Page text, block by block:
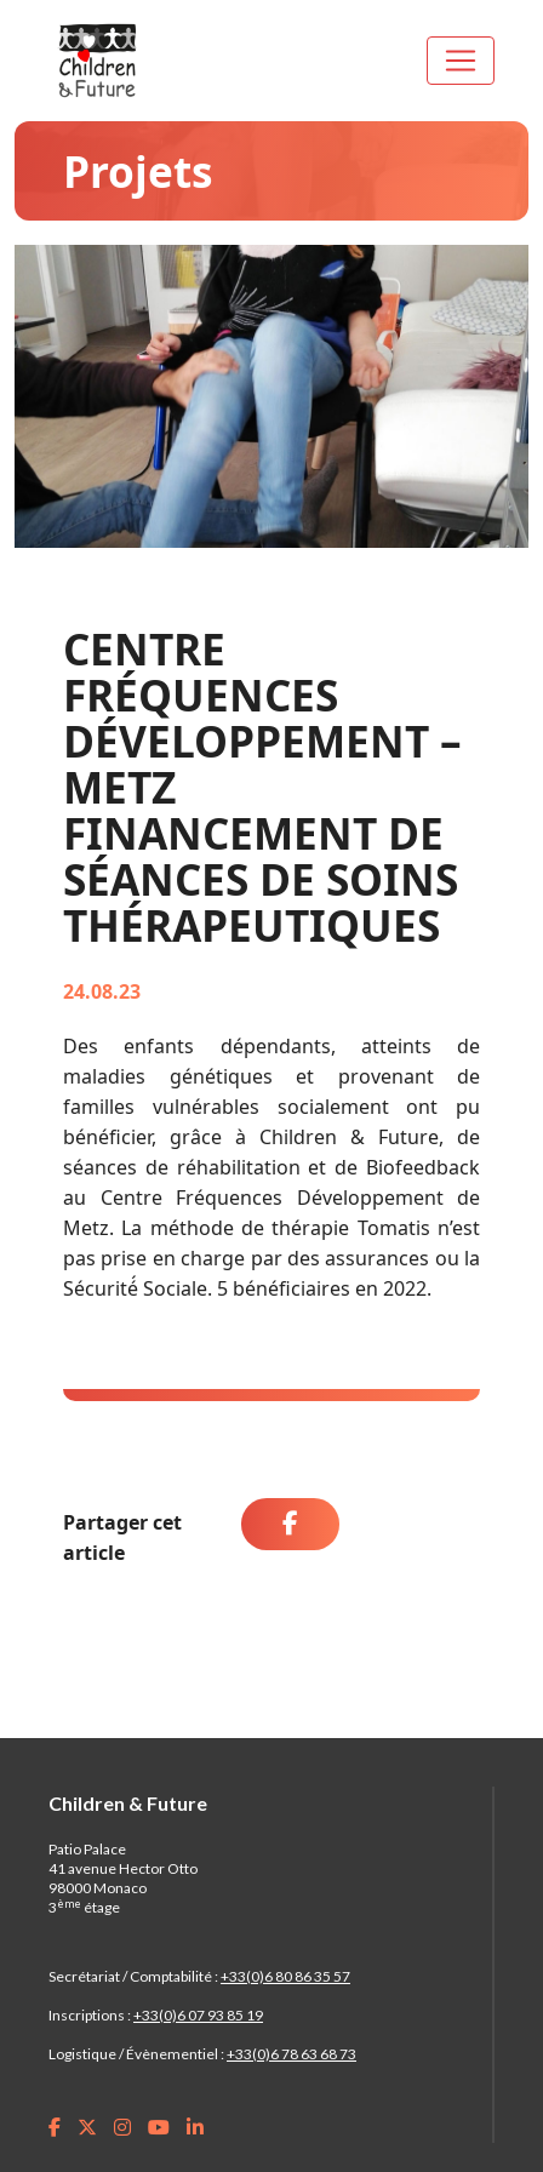
Projets
CENTRE
FRÉQUENCES
DÉVELOPPEMENT –
METZ
FINANCEMENT DE
SÉANCES DE SOINS
THÉRAPEUTIQUES
24.08.23
Des enfants dépendants, atteints de
maladies génétiques et provenant de
familles vulnérables socialement ont pu
bénéficier, grâce à Children & Future, de
séances de réhabilitation et de Biofeedback
au Centre Fréquences Développement de
Metz. La méthode de thérapie Tomatis n’est
pas prise en charge par des assurances ou la
Sécurité́ Sociale. 5 bénéficiaires en 2022.
Partager cet
article
Children & Future
Patio Palace
41 avenue Hector Otto
98000 Monaco
3ème étage
Secrétariat / Comptabilité :+33(0)6 80 86 35 57
Inscriptions :+33(0)6 07 93 85 19
Logistique / Évènementiel :+33(0)6 78 63 68 73